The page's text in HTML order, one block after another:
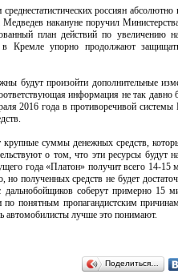
россиян
накануне поручил
план действий по увеличению
Кремле упорно продолжают
будут произойти дополнительные
информация не так давно
2016 года в противоречивой системы
суммы денежных средств,
о том, что эти ресурсы будут
года «Платон» получит всего 14-15
полученных средств не будет
соберут примерно 15
понятным пропагандистским
автомобилисты лучше это понимают.
Поделиться…